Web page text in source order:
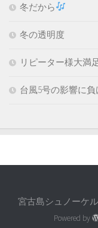
冬だから
冬の透明度
リピーター様大満
台風5号の影響に負
宮古島シュノーケル
Powered by